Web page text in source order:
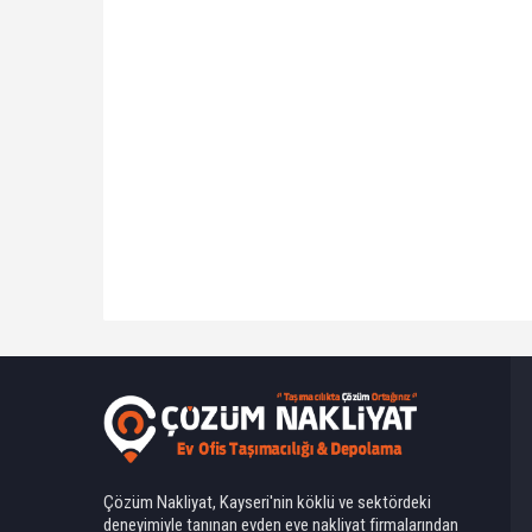
Çözüm Nakliyat, Kayseri'nin köklü ve sektördeki
deneyimiyle tanınan evden eve nakliyat firmalarından
Ahmet Yılmaz